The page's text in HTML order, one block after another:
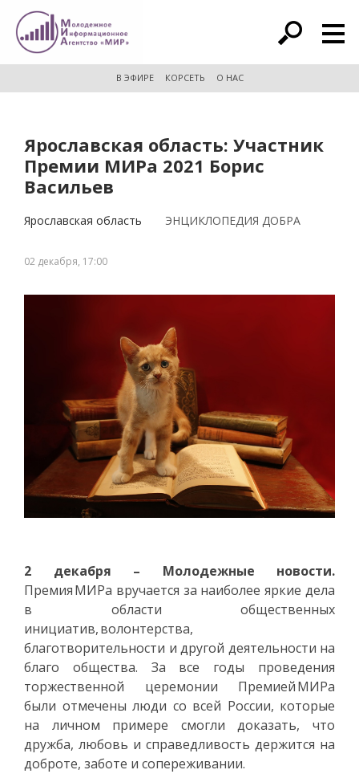
расширенный поиск
В ЭФИРЕ КОРСЕТЬ О НАС
Ярославская область: Участник
Премии МИРа 2021 Борис
Васильев
Ярославская область ЭНЦИКЛОПЕДИЯ ДОБРА
02 декабря, 17:00
2 декабря – Молодежные новости.
Премия МИРа вручается за наиболее яркие дела
в области общественных
инициатив, волонтерства,
благотворительности и другой деятельности на
благо общества. За все годы проведения
торжественной церемонии Премией МИРа
были отмечены люди со всей России, которые
на личном примере смогли доказать, что
дружба, любовь и справедливость держится на
доброте, заботе и сопереживании.